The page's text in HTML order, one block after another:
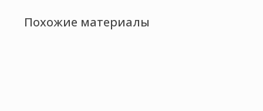
Похожие материалы